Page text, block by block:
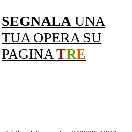
SEGNALA UNA
TUA OPERA SU
PAGINATRE